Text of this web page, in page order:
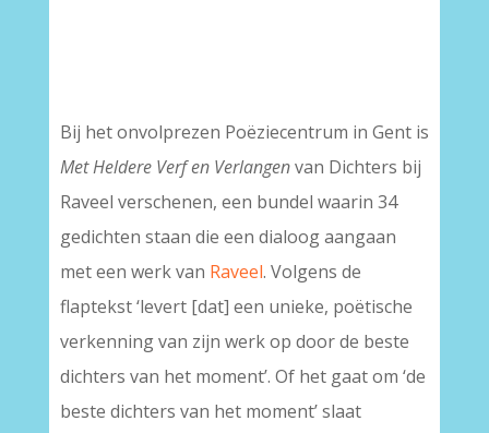
Bij het onvolprezen Poëziecentrum in Gent is
Met Heldere Verf en Verlangenvan Dichters bij
Raveel verschenen, een bundel waarin 34
gedichten staan die een dialoog aangaan
met een werk van Raveel. Volgens de
flaptekst ‘levert [dat] een unieke, poëtische
verkenning van zijn werk op door de beste
dichters van het moment’. Of het gaat om ‘de
beste dichters van het moment’ slaat